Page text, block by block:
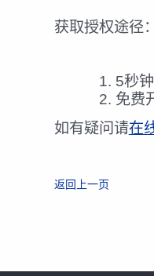
获取授权途径
5秒
免费
如有疑问请在
返回上一页